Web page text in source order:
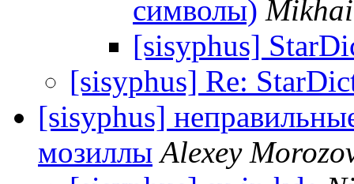
символы)
[sisyphus]
[sisyphus] Re:
[sisyphus]
мозиллы Alexey